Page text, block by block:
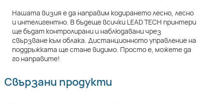
Нашата визия е да направим кодирането лесно, лесно
и интелигентно. В бъдеще всички LEAD TECH принтери
ще бъдат контролирани и наблюдавани чрез
свързване към облака. Дистанционното управление на
поддръжката ще стане видимо. Просто е, можете да
го направите!
Свързани продукти